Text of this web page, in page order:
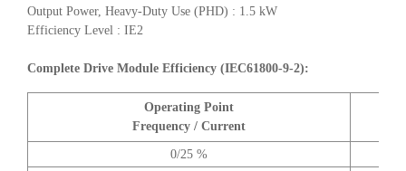
Output Power, Heavy-Duty Use (PHD) : 1.5 kW
Efficiency Level : IE2
Complete Drive Module Efficiency (IEC61800-9-2):
Operating Point
Frequency / Current
0/25 %